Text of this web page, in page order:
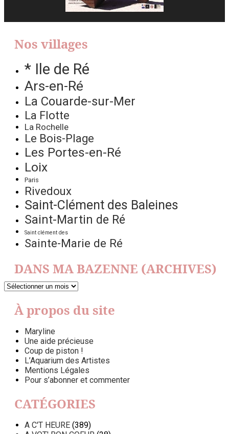
Nos villages
* Ile de Ré
Ars-en-Ré
La Couarde-sur-Mer
La Flotte
La Rochelle
Le Bois-Plage
Les Portes-en-Ré
Loix
Paris
Rivedoux
Saint-Clément des Baleines
Saint-Martin de Ré
Saint clément des
Sainte-Marie de Ré
DANS MA BAZENNE (ARCHIVES)
DANS
BAZENNE
(ARCHIVES)
À propos du site
Maryline
Une aide précieuse
Coup de piston !
L’Aquarium des Artistes
Mentions Légales
Pour s’abonner et commenter
CATÉGORIES
A C'T HEURE (389)